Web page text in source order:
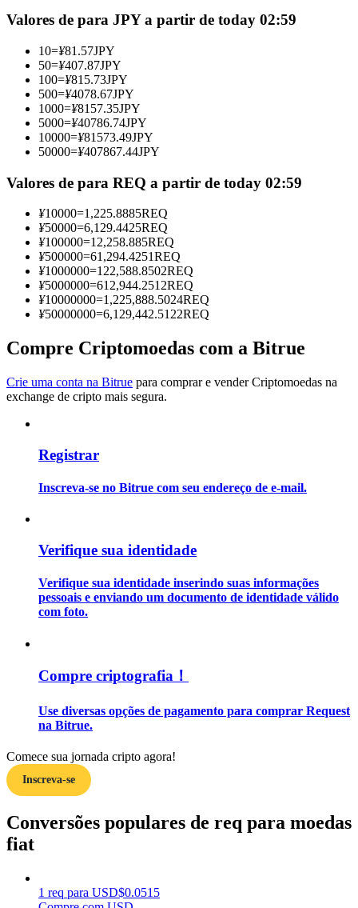
Torne-se um Trader de Cópias
Desfrute da partilha de lucros e comissões de copy trading
Informação
Guia
Estratégias de negociação
Aprenda como se manter lucrativo
Ganhar
Valores de para JPY a partir de today 02:59
10=¥81.57JPY
50=¥407.87JPY
100=¥815.73JPY
500=¥4078.67JPY
1000=¥8157.35JPY
5000=¥40786.74JPY
10000=¥81573.49JPY
50000=¥407867.44JPY
Valores de para REQ a partir de today 02:59
¥10000=1,225.8885REQ
¥50000=6,129.4425REQ
¥100000=12,258.885REQ
¥500000=61,294.4251REQ
¥1000000=122,588.8502REQ
¥5000000=612,944.2512REQ
¥10000000=1,225,888.5024REQ
¥50000000=6,129,442.5122REQ
Compre Criptomoedas com a Bitrue
Crie uma conta na Bitrue para comprar e vender Criptomoedas na
exchange de cripto mais segura.
Registrar
Inscreva-se no Bitrue com seu endereço de e-mail.
Verifique sua identidade
Verifique sua identidade inserindo suas informações
pessoais e enviando um documento de identidade válido
com foto.
Compre criptografia！
Use diversas opções de pagamento para comprar Request
na Bitrue.
Comece sua jornada cripto agora!
Inscreva-se
Conversões populares de req para moedas
fiat
1 req para USD$0.0515